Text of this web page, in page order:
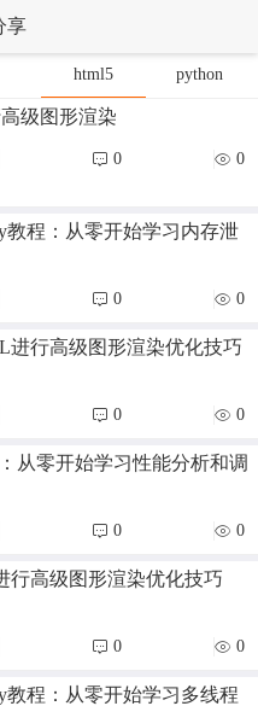
享
html5 python
级图形渲染
0 0
教程：从零开始学习内存泄
0 0
进行高级图形渲染优化技巧
0 0
从零开始学习性能分析和调
0 0
行高级图形渲染优化技巧
0 0
教程：从零开始学习多线程